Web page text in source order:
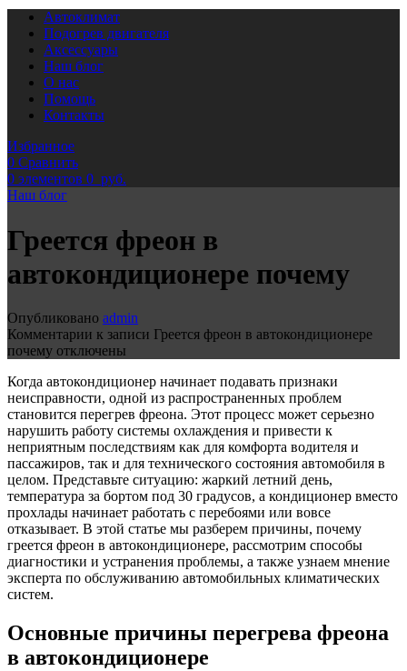
Автоклимат
Подогрев двигателя
Аксессуары
Наш блог
О нас
Помощь
Контакты
Избранное
0 Сравнить
0 элементов 0 руб.
Наш блог
Греется фреон в
автокондиционере почему
Опубликовано admin
Комментарии к записи Греется фреон в автокондиционере
почему отключены
Когда автокондиционер начинает подавать признаки
неисправности, одной из распространенных проблем
становится перегрев фреона. Этот процесс может серьезно
нарушить работу системы охлаждения и привести к
неприятным последствиям как для комфорта водителя и
пассажиров, так и для технического состояния автомобиля в
целом. Представьте ситуацию: жаркий летний день,
температура за бортом под 30 градусов, а кондиционер вместо
прохлады начинает работать с перебоями или вовсе
отказывает. В этой статье мы разберем причины, почему
греется фреон в автокондиционере, рассмотрим способы
диагностики и устранения проблемы, а также узнаем мнение
эксперта по обслуживанию автомобильных климатических
систем.
Основные причины перегрева фреона
в автокондиционере